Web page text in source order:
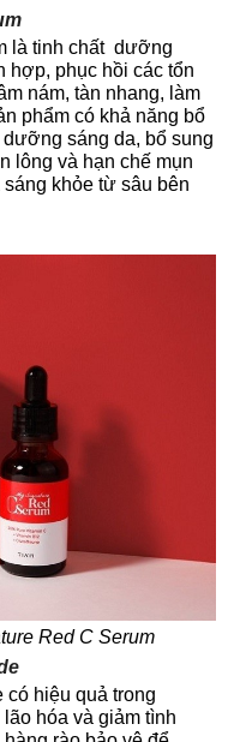
là tinh chất dưỡng
hợp, phục hồi các tổn
nám, tàn nhang, làm
phẩm có khả năng bổ
sáng da, bổ sung
lông và hạn chế mụn
khỏe từ sâu bên
Red C Serum
có hiệu quả trong
hóa và giảm tình